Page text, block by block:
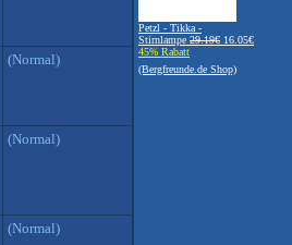
(Normal)
(Normal)
(Normal)
Petzl - Tikka -
Stirnlampe 29.19€ 16.05€
45% Rabatt
(Bergfreunde.de Shop)